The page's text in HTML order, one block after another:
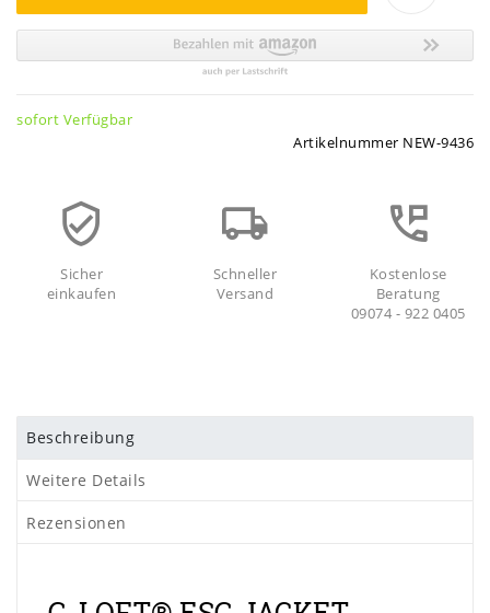
sofort Verfügbar
Artikelnummer NEW-9436
Sicher
einkaufen
Schneller
Versand
Kostenlose
Beratung
09074 - 922 0405
Beschreibung
Weitere Details
Rezensionen